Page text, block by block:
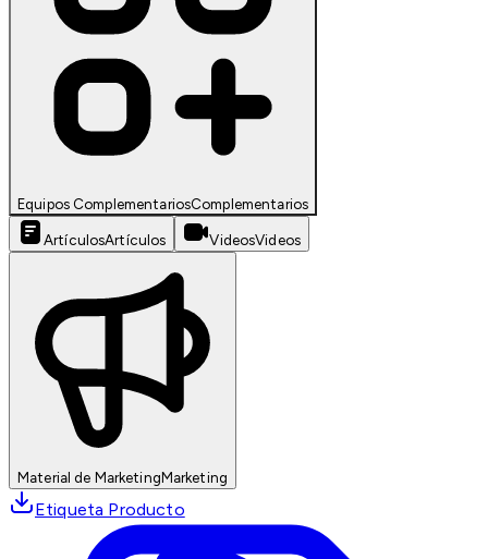
Equipos ComplementariosComplementarios
ArtículosArtículos VideosVideos
Material de MarketingMarketing
Etiqueta Producto